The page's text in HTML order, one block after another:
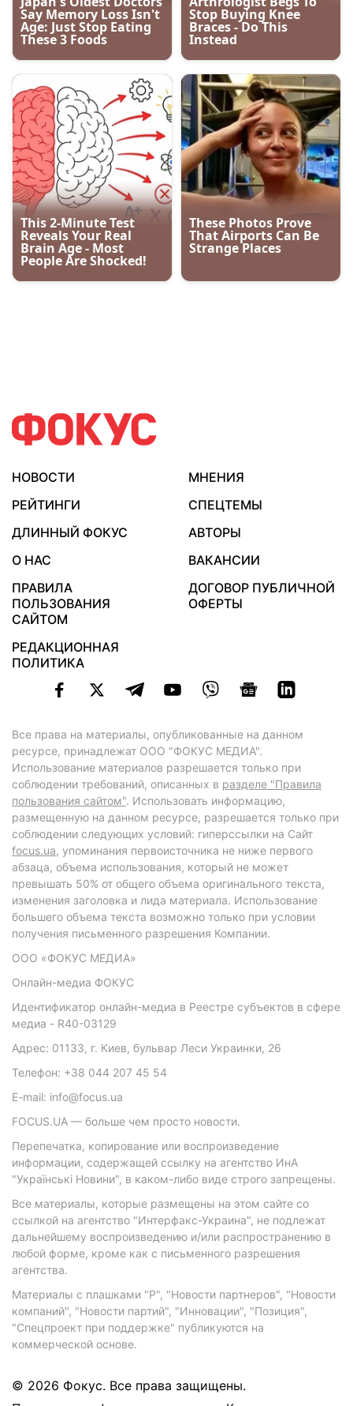
НОВОСТИ
МНЕНИЯ
РЕЙТИНГИ
СПЕЦТЕМЫ
ДЛИННЫЙ ФОКУС
АВТОРЫ
О НАС
ВАКАНСИИ
ПРАВИЛА
ПОЛЬЗОВАНИЯ
САЙТОМ
ДОГОВОР ПУБЛИЧНОЙ
ОФЕРТЫ
РЕДАКЦИОННАЯ
ПОЛИТИКА
Все права на материалы, опубликованные на данном
ресурсе, принадлежат ООО "ФОКУС МЕДИА".
Использование материалов разрешается только при
соблюдении требований, описанных в разделе "Правила
пользования сайтом". Использовать информацию,
размещенную на данном ресурсе, разрешается только при
соблюдении следующих условий: гиперссылки на Сайт
focus.ua, упоминания первоисточника не ниже первого
абзаца, объема использования, который не может
превышать 50% от общего объема оригинального текста,
изменения заголовка и лида материала. Использование
большего объема текста возможно только при условии
получения письменного разрешения Компании.
ООО «ФОКУС МЕДИА»
Онлайн-медиа ФОКУС
Идентификатор онлайн-медиа в Реестре субъектов в сфере
медиа - R40-03129
Адрес: 01133, г. Киев, бульвар Леси Украинки, 26
Телефон: +38 044 207 45 54
E-mail: info@focus.ua
FOCUS.UA — больше чем просто новости.
Перепечатка, копирование или воспроизведение
информации, содержащей ссылку на агентство ИнА
"Українські Новини", в каком-либо виде строго запрещены.
Все материалы, которые размещены на этом сайте со
ссылкой на агентство "Интерфакс-Украина", не подлежат
дальнейшему воспроизведению и/или распространению в
любой форме, кроме как с письменного разрешения
агентства.
Материалы с плашками "Р", "Новости партнеров", "Новости
компаний", "Новости партий", "Инновации", "Позиция",
"Спецпроект при поддержке" публикуются на
коммерческой основе.
© 2026 Фокус. Все права защищены.